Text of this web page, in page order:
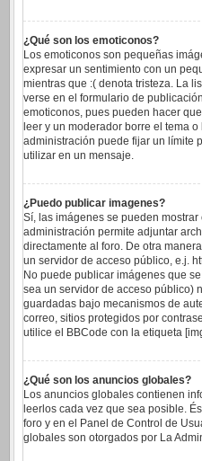
¿Qué son los emoticonos?
Los emoticonos son pequeñas
expresar un sentimiento con un
mientras que :( denota tristeza. La
verse en el formulario de
emoticonos, pues pueden hacer
leer y un moderador borre el tema
administración puede fijar un límite
utilizar en un mensaje.
¿Puedo publicar imagenes?
Sí, las imágenes se pueden
administración permite adjuntar
directamente al foro. De otra
un servidor de acceso público, e.j.
No puede publicar imágenes que
sea un servidor de acceso público)
guardadas bajo mecanismos de
correo, sitios protegidos por
utilice el BBCode con la etiqueta
¿Qué son los anuncios globales?
Los anuncios globales contienen
leerlos cada vez que sea posible.
foro y en el Panel de Control de
globales son otorgados por La